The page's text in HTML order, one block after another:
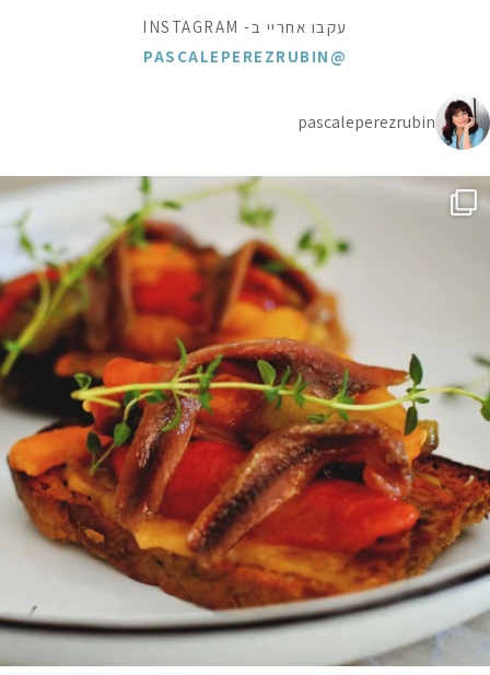
עקבו אחריי ב- INSTAGRAM
@PASCALEPEREZRUBIN
pascaleperezrubin